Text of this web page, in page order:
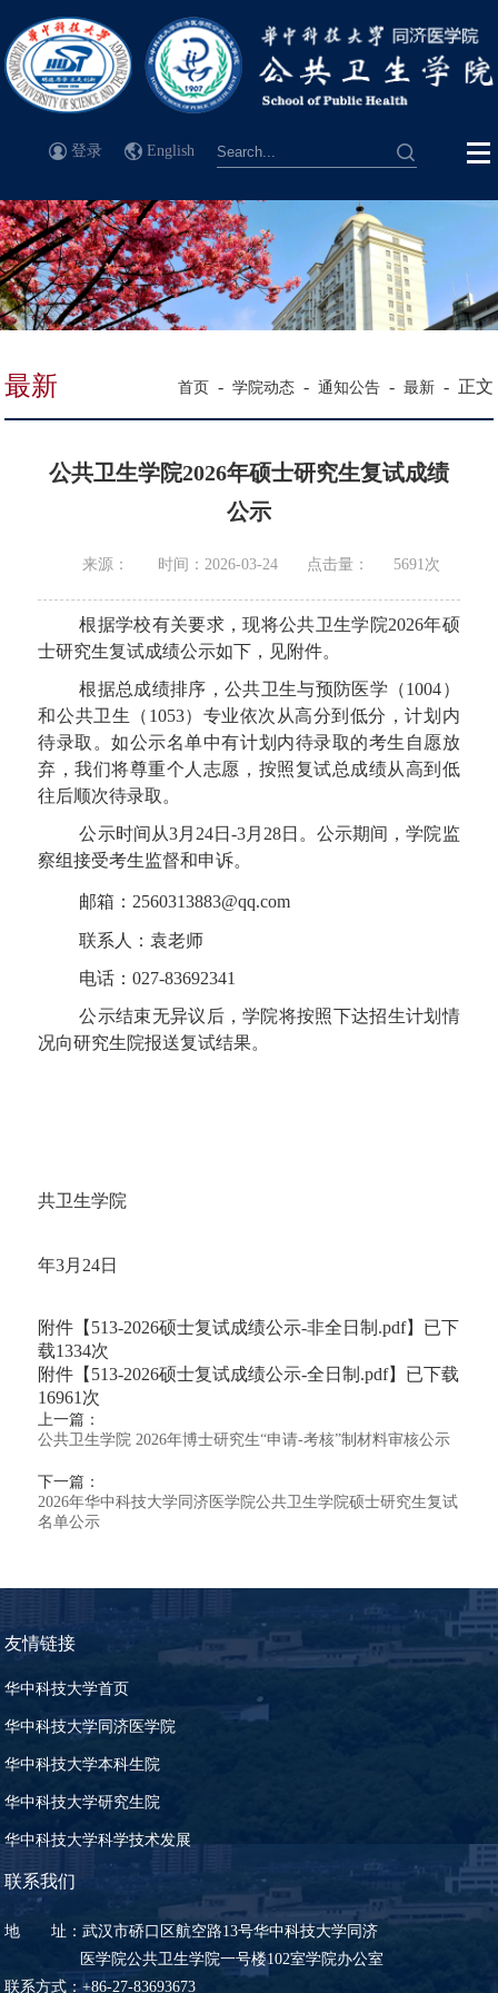
登录 English
最新 首页 - 学院动态 - 通知公告 - 最新 - 正文
公共卫生学院2026年硕士研究生复试成绩
公示
来源： 时间：2026-03-24 点击量： 5691 次
根据学校有关要求，现将公共卫生学院2026年硕
士研究生复试成绩公示如下，见附件。
根据总成绩排序，公共卫生与预防医学（1004）
和公共卫生（1053）专业依次从高分到低分，计划内
待录取。如公示名单中有计划内待录取的考生自愿放
弃，我们将尊重个人志愿，按照复试总成绩从高到低
往后顺次待录取。
公示时间从3月24日 -3月28日。公示期间，学院监
察组接受考生监督和申诉。
邮箱： 2560313883@qq.com
联系人：袁老师
电话：027-83692341
公示结束无异议后，学院将按照下达招生计划情
况向研究生院报送复试结果。
共卫生学院
年3月24日
附件【 513-2026硕士复试成绩公示-非全日制.pdf】已下
载1334次
附件【 513-2026硕士复试成绩公示-全日制.pdf】已下载
16961 次
上一篇：
公共卫生学院 2026年博士研究生“申请-考核”制材料审核公示
下一篇：
2026年华中科技大学同济医学院公共卫生学院硕士研究生复试
名单公示
友情链接
华中科技大学首页
华中科技大学同济医学院
华中科技大学本科生院
华中科技大学研究生院
华中科技大学科学技术发展
联系我们
地 址：武汉市硚口区航空路13号华中科技大学同济
医学院公共卫生学院一号楼102室学院办公室
联系方式：+86-27-83693673